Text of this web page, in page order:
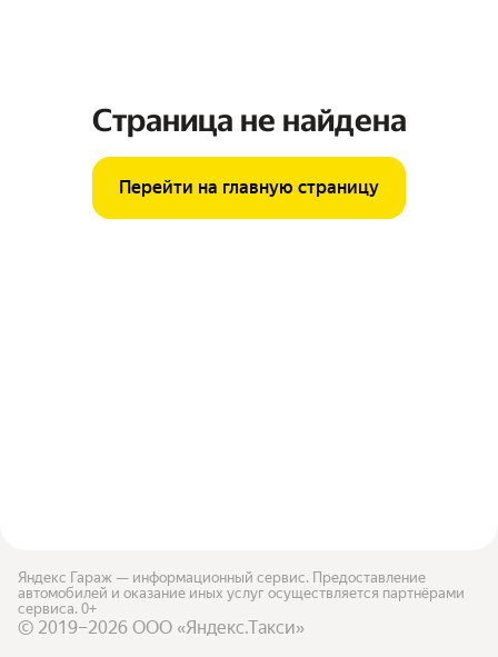
Страница не найдена
Перейти на главную страницу
Яндекс Гараж — информационный сервис. Предоставление
автомобилей и оказание иных услуг осуществляется партнёрами
сервиса. 0+
© 2019–2026 ООО «Яндекс.Такси»